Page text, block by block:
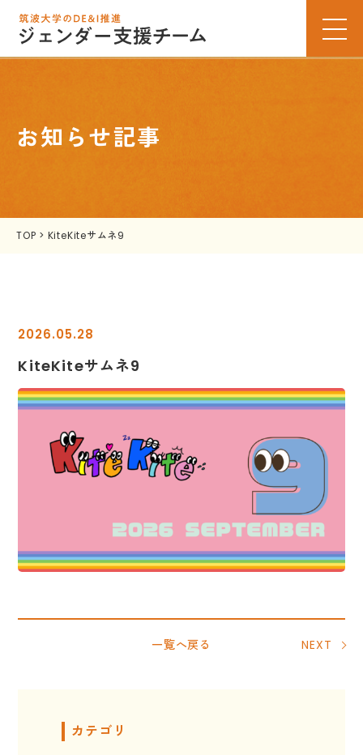
お知らせ記事
TOP > KiteKiteサムネ9
2026.05.28
KiteKiteサムネ9
一覧へ戻る NEXT
カテゴリ